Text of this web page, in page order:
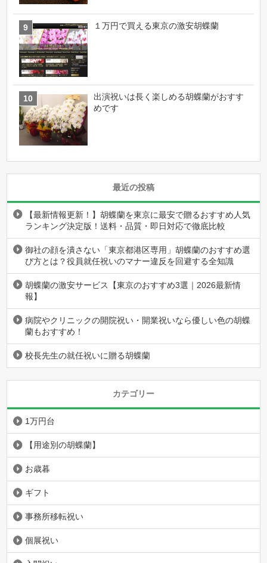
１万円で買える東京の激安胡蝶蘭
出演祝いは長く楽しめる胡蝶蘭がおすす
めです
最近の投稿
【最新情報更新！】胡蝶蘭を東京に最安で贈るおすすめ人気
ランキング決定版！送料・品質・即日対応で徹底比較
御社の顔を潰さない「東京都港区専用」胡蝶蘭のおすすめ選
び方とは？役員就任祝いのマナー違反を回避する全知識
胡蝶蘭の激安サービス【東京のおすすめ3選｜2026最新情
報】
病院やクリニックの開院祝い・開業祝いなら優しい色の胡蝶
蘭もおすすめ！
校長先生の就任祝いに贈る胡蝶蘭
カテゴリー
1万円台
【用途別の胡蝶蘭】
お歳暮
ギフト
事務所移転祝い
個展祝い